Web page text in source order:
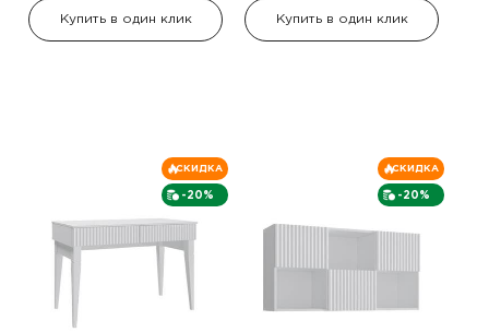
Купить в один клик Купить в один клик
-20%
СКИДКА
-20%
СКИДКА